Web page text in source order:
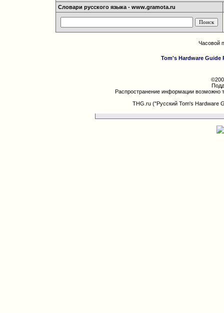
Словари русского языка - www.gramota.ru
Часовой
Tom's Hardware Guide
Распространение информации возможно
THG.ru ("Русский Tom's Hardware